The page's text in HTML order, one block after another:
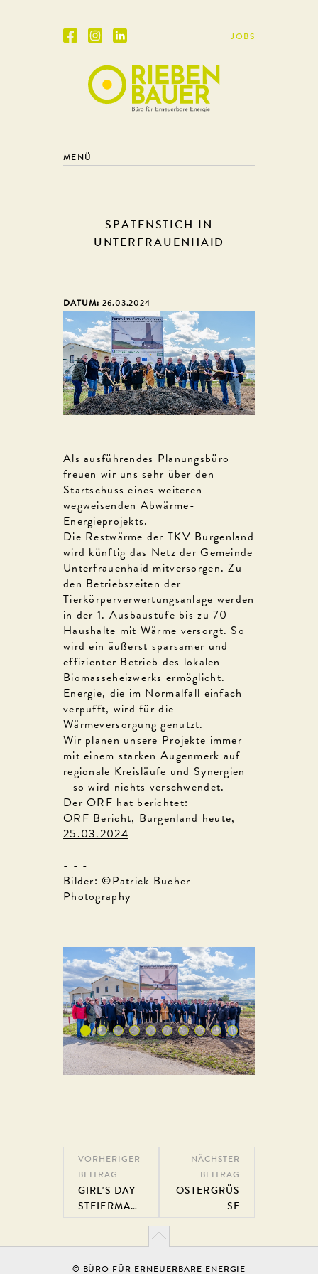
JOBS
MENÜ
SPATENSTICH IN
UNTERFRAUENHAID
DATUM: 26.03.2024
Als ausführendes Planungsbüro
freuen wir uns sehr über den
Startschuss eines weiteren
wegweisenden Abwärme-
Energieprojekts.
Die Restwärme der TKV Burgenland
wird künftig das Netz der Gemeinde
Unterfrauenhaid mitversorgen. Zu
den Betriebszeiten der
Tierkörperverwertungsanlage werden
in der 1. Ausbaustufe bis zu 70
Haushalte mit Wärme versorgt. So
wird ein äußerst sparsamer und
effizienter Betrieb des lokalen
Biomasseheizwerks ermöglicht.
Energie, die im Normalfall einfach
verpufft, wird für die
Wärmeversorgung genutzt.
Wir planen unsere Projekte immer
mit einem starken Augenmerk auf
regionale Kreisläufe und Synergien
- so wird nichts verschwendet.
Der ORF hat berichtet:
ORF Bericht, Burgenland heute,
25.03.2024
- - -
Bilder: ©Patrick Bucher
Photography
VORHERIGER
BEITRAG
GIRL'S DAY
STEIERMAR
NÄCHSTER
BEITRAG
OSTERGRÜSS
E
© BÜRO FÜR ERNEUERBARE ENERGIE